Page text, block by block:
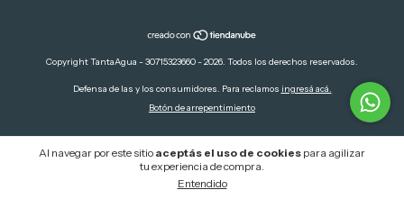
Al navegar por este sitio aceptás el uso de cookies para agilizar
tu experiencia de compra.
Entendido
Copyright TantaAgua - 30715323660 - 2026. Todos los derechos reservados.
Defensa de las y los consumidores. Para reclamos ingresá acá.
Botón de arrepentimiento